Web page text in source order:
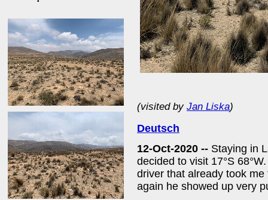
(visited by Jan Liska)
Deutsch
12-Oct-2020 -- Staying in
decided to visit 17°S
driver that already took
again he showed up very